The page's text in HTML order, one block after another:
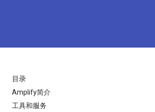
目录
Amplify简介
工具和服务